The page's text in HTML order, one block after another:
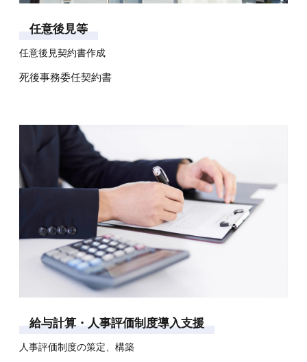
任意後見等
任意後見契約書作成
死後事務委任契約書
給与計算・ 人事評価制度導入支援
人事評価制度の策定、構築